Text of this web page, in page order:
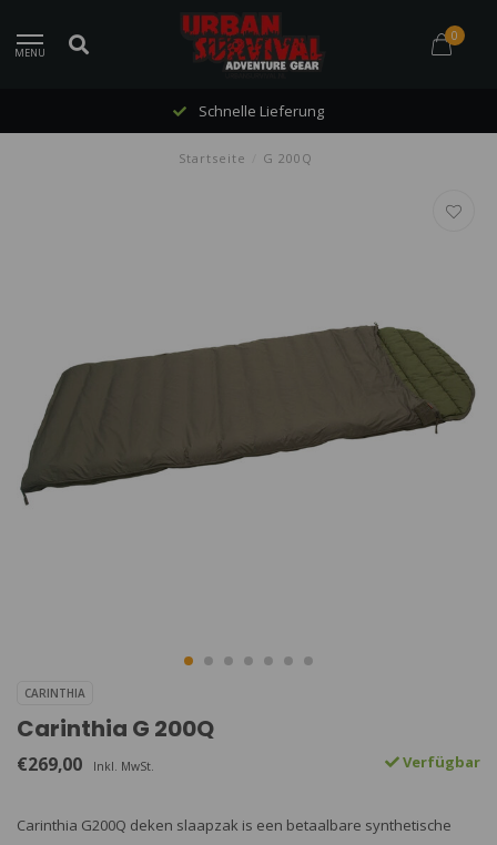
MENU
0
Schnelle Lieferung
Startseite G 200Q
CARINTHIA
Carinthia G 200Q
€269,00 Inkl. MwSt. Verfügbar
Carinthia G200Q deken slaapzak is een betaalbare synthetische